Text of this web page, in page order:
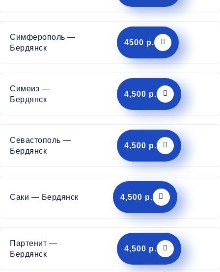
Симферополь —
Бердянск
4500 р.
Симеиз —
Бердянск
4,500 р.
Севастополь —
Бердянск
4,500 р.
Саки — Бердянск 4,500 р.
Партенит —
Бердянск
4,500 р.